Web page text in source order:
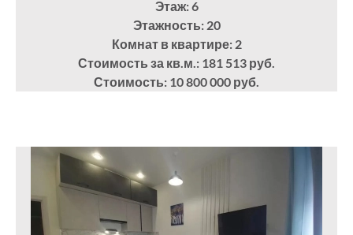
Этаж: 6
Этажность: 20
Комнат в квартире: 2
Стоимость за кв.м.: 181 513 руб.
Стоимость: 10 800 000 руб.